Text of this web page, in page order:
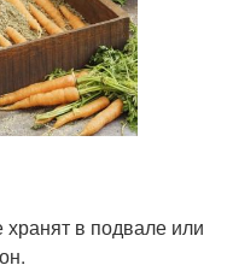
в подвале или